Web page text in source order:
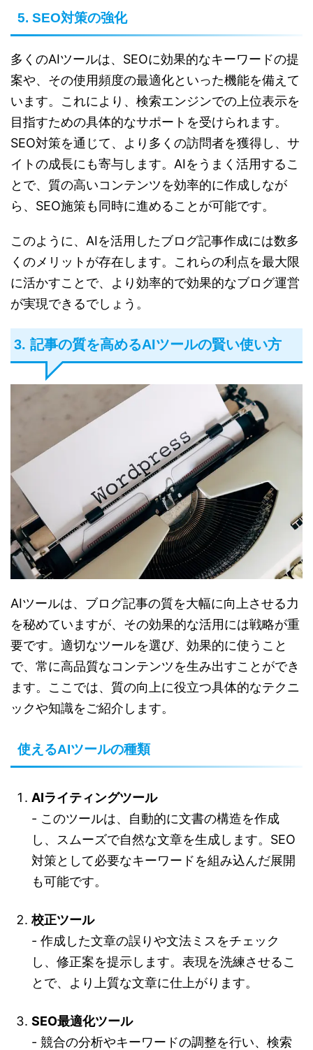
5. SEO対策の強化
多くのAIツールは、SEOに効果的なキーワードの提
案や、その使用頻度の最適化といった機能を備えて
います。これにより、検索エンジンでの上位表示を
目指すための具体的なサポートを受けられます。
SEO対策を通じて、より多くの訪問者を獲得し、サ
イトの成長にも寄与します。AIをうまく活用するこ
とで、質の高いコンテンツを効率的に作成しなが
ら、SEO施策も同時に進めることが可能です。
このように、AIを活用したブログ記事作成には数多
くのメリットが存在します。これらの利点を最大限
に活かすことで、より効率的で効果的なブログ運営
が実現できるでしょう。
3. 記事の質を高めるAIツールの賢い使い方
AIツールは、ブログ記事の質を大幅に向上させる力
を秘めていますが、その効果的な活用には戦略が重
要です。適切なツールを選び、効果的に使うこと
で、常に高品質なコンテンツを生み出すことができ
ます。ここでは、質の向上に役立つ具体的なテクニ
ックや知識をご紹介します。
使えるAIツールの種類
AIライティングツール
- このツールは、自動的に文書の構造を作成
し、スムーズで自然な文章を生成します。SEO
対策として必要なキーワードを組み込んだ展開
も可能です。
校正ツール
- 作成した文章の誤りや文法ミスをチェック
し、修正案を提示します。表現を洗練させるこ
とで、より上質な文章に仕上がります。
SEO最適化ツール
- 競合の分析やキーワードの調整を行い、検索